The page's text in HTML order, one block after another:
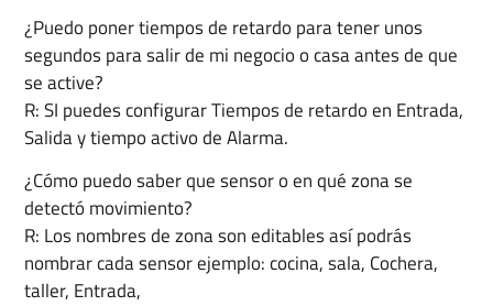
¿Puedo poner tiempos de retardo para tener unos
segundos para salir de mi negocio o casa antes de que
se active?
R: SI puedes configurar Tiempos de retardo en Entrada,
Salida y tiempo activo de Alarma.
¿Cómo puedo saber que sensor o en qué zona se
detectó movimiento?
R: Los nombres de zona son editables así podrás
nombrar cada sensor ejemplo: cocina, sala, Cochera,
taller, Entrada,